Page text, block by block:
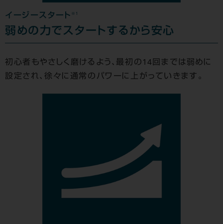
イージースタート ※1
弱めの力でスタートするから安心
初心者もやさしく磨けるよう、最初の14回までは弱めに
設定され、徐々に通常のパワーに上がっていきます。